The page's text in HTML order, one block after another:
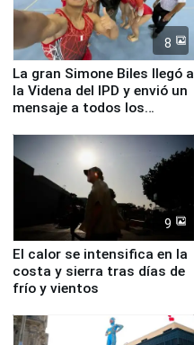
8
La gran Simone Biles llegó a
la Videna del IPD y envió un
mensaje a todos los
9
El calor se intensifica en la
costa y sierra tras días de
frío y vientos